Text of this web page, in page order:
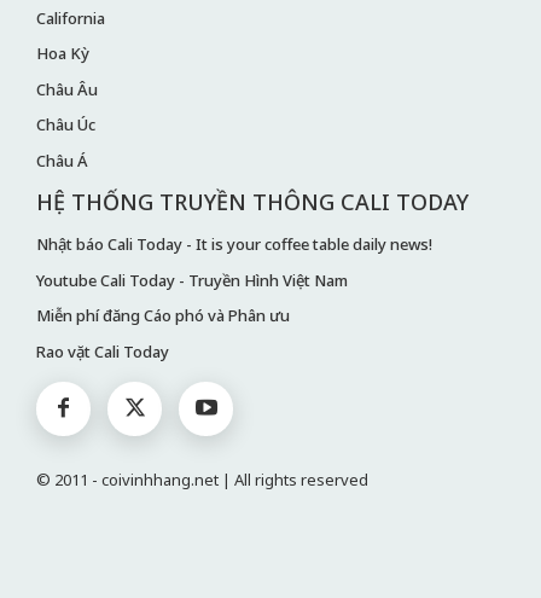
California
Hoa Kỳ
Châu Âu
Châu Úc
Châu Á
HỆ THỐNG TRUYỀN THÔNG CALI TODAY
Nhật báo Cali Today - It is your coffee table daily news!
Youtube Cali Today - Truyền Hình Việt Nam
Miễn phí đăng Cáo phó và Phân ưu
Rao vặt Cali Today
© 2011 - coivinhhang.net | All rights reserved